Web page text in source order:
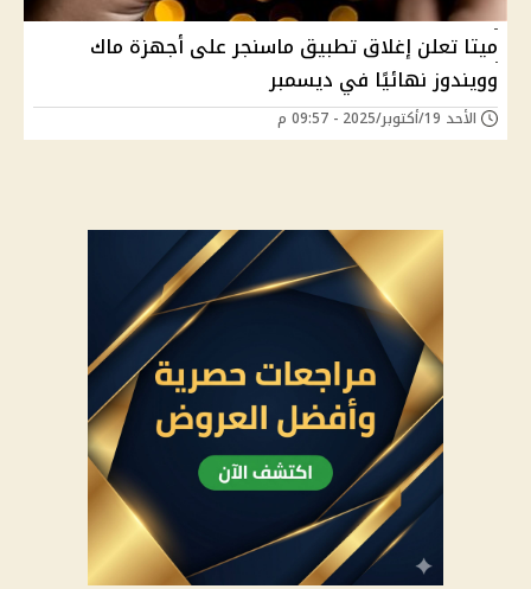
ميتا تعلن إغلاق تطبيق ماسنجر على أجهزة ماك
وويندوز نهائيًا في ديسمبر
الأحد 19/أكتوبر/2025 - 09:57 م